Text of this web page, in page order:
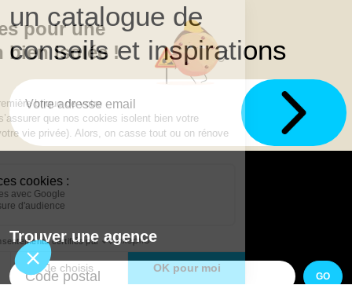
un catalogue de
conseils et inspirations
Trouver une agence
GO